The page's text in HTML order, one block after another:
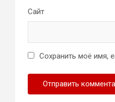
Сайт
Сохранить моё имя,